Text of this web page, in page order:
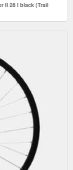
II 28 l black (Trail